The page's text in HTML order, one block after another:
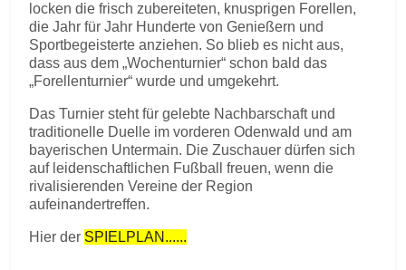
locken die frisch zubereiteten, knusprigen Forellen,
die Jahr für Jahr Hunderte von Genießern und
Sportbegeisterte anziehen. So blieb es nicht aus,
dass aus dem „Wochenturnier“ schon bald das
„Forellenturnier“ wurde und umgekehrt.
Das Turnier steht für gelebte Nachbarschaft und
traditionelle Duelle im vorderen Odenwald und am
bayerischen Untermain. Die Zuschauer dürfen sich
auf leidenschaftlichen Fußball freuen, wenn die
rivalisierenden Vereine der Region
aufeinandertreffen.
Hier der SPIELPLAN......